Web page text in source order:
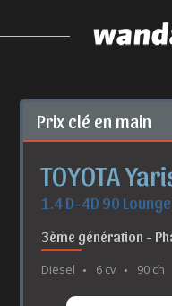
Prix clé en main
TOYOTA
1.4 D-4D 90 Lounge
3ème génération -
Diesel 6 cv 90 ch